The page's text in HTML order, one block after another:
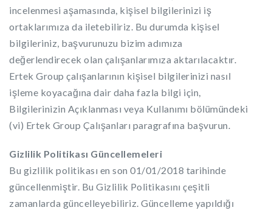
incelenmesi aşamasında, kişisel bilgilerinizi iş
ortaklarımıza da iletebiliriz. Bu durumda kişisel
bilgileriniz, başvurunuzu bizim adımıza
değerlendirecek olan çalışanlarımıza aktarılacaktır.
Ertek Group çalışanlarının kişisel bilgilerinizi nasıl
işleme koyacağına dair daha fazla bilgi için,
Bilgilerinizin Açıklanması veya Kullanımı bölümündeki
(vi) Ertek Group Çalışanları paragrafına başvurun.
Gizlilik Politikası Güncellemeleri
Bu gizlilik politikası en son 01/01/2018 tarihinde
güncellenmiştir. Bu Gizlilik Politikasını çeşitli
zamanlarda güncelleyebiliriz. Güncelleme yapıldığı